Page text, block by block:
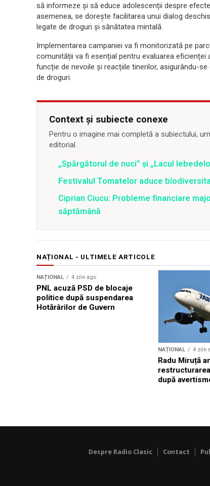
să informeze și să educe adolescenții despre
asemenea, se dorește facilitarea unui dialog
legate de droguri și sănătatea mintală.
Implementarea campaniei va fi monitorizată pe
comunității va fi esențial pentru evaluarea
funcție de nevoile și reacțiile tinerilor, asigurându-
de droguri.
Context și subiecte conexe
Pentru o imagine mai completă a subiectului,
editorial.
„Spărgătorul de nuci” și „Lacul
Festivalul Tomatelor aduce
Ciprian Ciucu: Probleme financiare
săptămână
NAȚIONAL - ULTIMELE ARTICOLE
NAȚIONAL 4 zile ago
PNL acuză PSD de blocaje
politice după suspendarea
Hotărârilor de Guvern
NAȚIONAL 4 zile
Radu Miruță
după
Despre Radio Clasic Contact